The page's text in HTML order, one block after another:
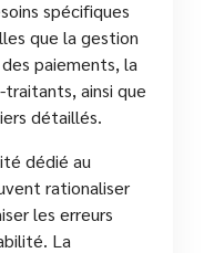
spécifiques
que la gestion
paiements, la
ainsi que
détaillés.
dédié au
rationaliser
les erreurs
La